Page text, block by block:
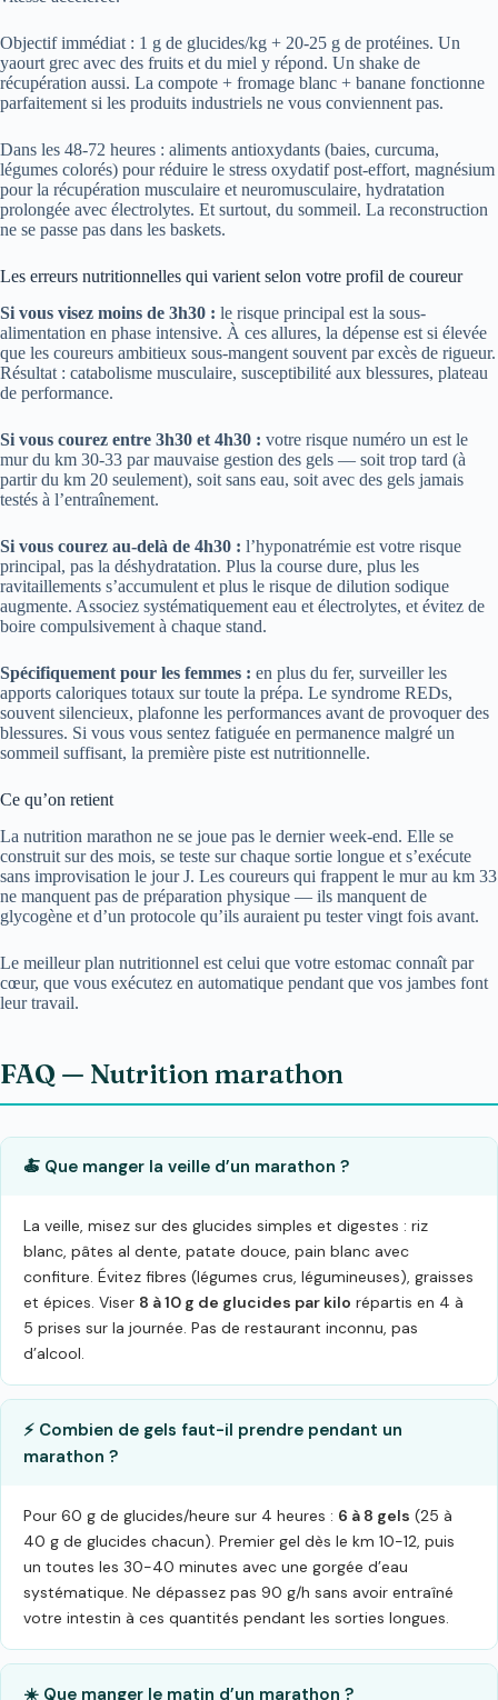
Objectif immédiat : 1 g de glucides/kg + 20-25 g de protéines. Un
yaourt grec avec des fruits et du miel y répond. Un shake de
récupération aussi. La compote + fromage blanc + banane fonctionne
parfaitement si les produits industriels ne vous conviennent pas.
Dans les 48-72 heures : aliments antioxydants (baies, curcuma,
légumes colorés) pour réduire le stress oxydatif post-effort, magnésium
pour la récupération musculaire et neuromusculaire, hydratation
prolongée avec électrolytes. Et surtout, du sommeil. La reconstruction
ne se passe pas dans les baskets.
Les erreurs nutritionnelles qui varient selon votre profil de coureur
Si vous visez moins de 3h30 : le risque principal est la sous-
alimentation en phase intensive. À ces allures, la dépense est si élevée
que les coureurs ambitieux sous-mangent souvent par excès de rigueur.
Résultat : catabolisme musculaire, susceptibilité aux blessures, plateau
de performance.
Si vous courez entre 3h30 et 4h30 : votre risque numéro un est le
mur du km 30-33 par mauvaise gestion des gels — soit trop tard (à
partir du km 20 seulement), soit sans eau, soit avec des gels jamais
testés à l’entraînement.
Si vous courez au-delà de 4h30 : l’hyponatrémie est votre risque
principal, pas la déshydratation. Plus la course dure, plus les
ravitaillements s’accumulent et plus le risque de dilution sodique
augmente. Associez systématiquement eau et électrolytes, et évitez de
boire compulsivement à chaque stand.
Spécifiquement pour les femmes : en plus du fer, surveiller les
apports caloriques totaux sur toute la prépa. Le syndrome REDs,
souvent silencieux, plafonne les performances avant de provoquer des
blessures. Si vous vous sentez fatiguée en permanence malgré un
sommeil suffisant, la première piste est nutritionnelle.
Ce qu’on retient
La nutrition marathon ne se joue pas le dernier week-end. Elle se
construit sur des mois, se teste sur chaque sortie longue et s’exécute
sans improvisation le jour J. Les coureurs qui frappent le mur au km 33
ne manquent pas de préparation physique — ils manquent de
glycogène et d’un protocole qu’ils auraient pu tester vingt fois avant.
Le meilleur plan nutritionnel est celui que votre estomac connaît par
cœur, que vous exécutez en automatique pendant que vos jambes font
leur travail.
FAQ — Nutrition marathon
🍝 Que manger la veille d’un marathon ?
La veille, misez sur des glucides simples et digestes : riz
blanc, pâtes al dente, patate douce, pain blanc avec
confiture. Évitez fibres (légumes crus, légumineuses), graisses
et épices. Viser 8 à 10 g de glucides par kilo répartis en 4 à
5 prises sur la journée. Pas de restaurant inconnu, pas
d’alcool.
⚡ Combien de gels faut-il prendre pendant un
marathon ?
Pour 60 g de glucides/heure sur 4 heures : 6 à 8 gels (25 à
40 g de glucides chacun). Premier gel dès le km 10-12, puis
un toutes les 30-40 minutes avec une gorgée d’eau
systématique. Ne dépassez pas 90 g/h sans avoir entraîné
votre intestin à ces quantités pendant les sorties longues.
☀️ Que manger le matin d’un marathon ?